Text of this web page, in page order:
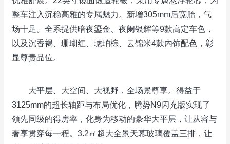
整车注入沉稳高雅的专属魅力。新增305mm后宽胎，气
场十足。全系提供暗夜鎏金、夜阑银辉等9款高定车色，
以及沉香褐、珊瑚红、琥珀棕、云锦米4款内饰配色，彰
显尊贵品位。
大平层、大空间、大视野，全场景尊享。得益于
3125mm的超长轴距与布局优化，腾势N9闪充版实现了
领先同级的得房率，化身为移动的豪华大平层，让从容与
奢享贯穿每一程。3.2㎡超大全景天幕玻璃覆盖三排，让